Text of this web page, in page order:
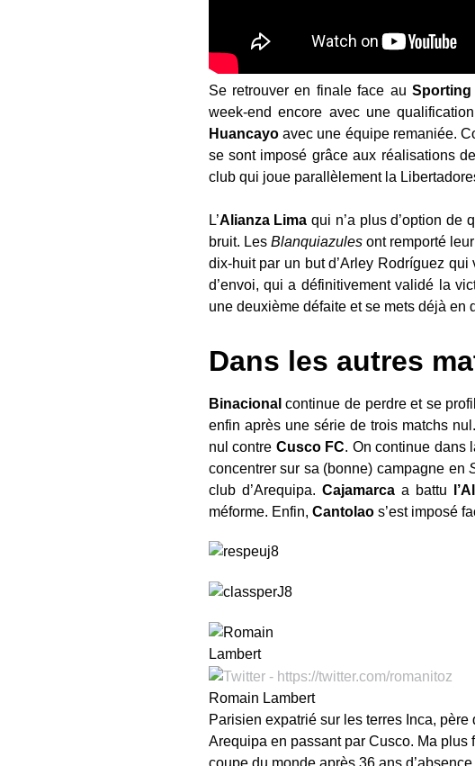
Se retrouver en finale face auSporting
week-end encore avec une
Huancayoavec une équipe remaniée.
se sont imposé grâce aux réalisations
club qui joue parallèlement la
L’Alianza Lima qui n’a plus d’option de
bruit. Les Blanquiazulesont remporté
dix-huit par un but d’Arley Rodríguez
d’envoi, qui a définitivement validé la
une deuxième défaite et se mets déjà en
Dans les autres
Binacional continue de perdre et se
enfin après une série de trois matchs
nul contre Cusco FC. On continue dans
concentrer sur sa (bonne) campagne en
club d’Arequipa. Cajamarcaa battu
méforme. Enfin, Cantolaos’est imposé
Romain Lambert
Parisien expatrié sur les terres Inca,
Arequipa en passant par Cusco. Ma
coupe du monde après 36 ans d’absence.